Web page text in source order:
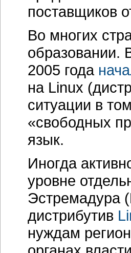
поставщиков
Во многих
образовании.
2005 года
на Linux
ситуации в
«свободных
язык.
Иногда
уровне
Эстремадура
дистрибутив
нуждам